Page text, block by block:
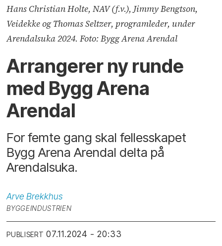
Hans Christian Holte, NAV (f.v.), Jimmy Bengtson,
Veidekke og Thomas Seltzer, programleder, under
Arendalsuka 2024. Foto: Bygg Arena Arendal
Arrangerer ny runde
med Bygg Arena
Arendal
For femte gang skal fellesskapet
Bygg Arena Arendal delta på
Arendalsuka.
Arve Brekkhus
BYGGEINDUSTRIEN
PUBLISERT 07.11.2024 - 20:33